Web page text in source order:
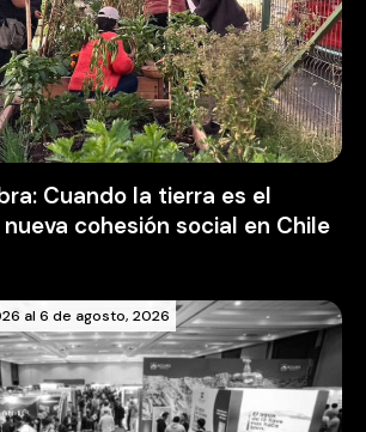
Cuando la tierra es el
cohesión social en Chile
al 6 de agosto, 2026